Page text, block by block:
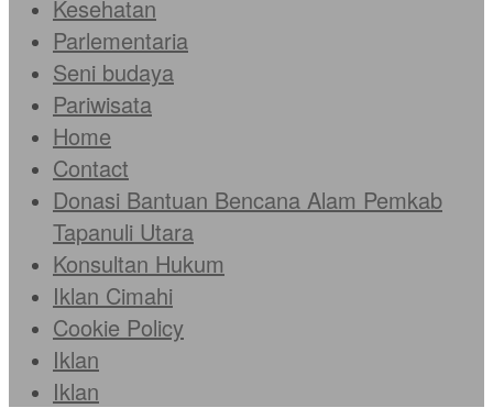
Kesehatan
Parlementaria
Seni budaya
Pariwisata
Home
Contact
Donasi Bantuan Bencana Alam Pemkab
Tapanuli Utara
Konsultan Hukum
Iklan Cimahi
Cookie Policy
Iklan
Iklan